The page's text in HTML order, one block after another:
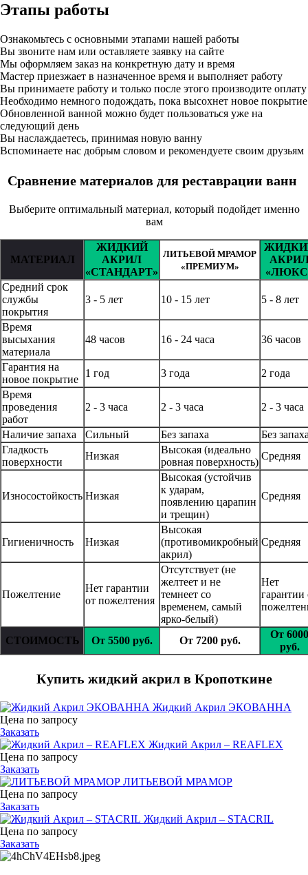
Этапы работы
Ознакомьтесь с основными этапами нашей работы
Вы звоните нам или оставляете заявку на сайте
Мы оформляем заказ на конкретную дату и время
Мастер приезжает в назначенное время и выполняет работу
Вы принимаете работу и только после этого производите оплату
Необходимо немного подождать, пока высохнет новое покрытие
Обновленной ванной можно будет пользоваться уже на
следующий день
Вы наслаждаетесь, принимая новую ванну
Вспоминаете нас добрым словом и рекомендуете своим друзьям
Сравнение материалов для реставрации ванн
Выберите оптимальный материал, который подойдет именно
вам
МАТЕРИАЛ
ЖИДКИЙ
АКРИЛ
«СТАНДАРТ»
ЛИТЬЕВОЙ МРАМОР
«ПРЕМИУМ»
Средний срок
службы
покрытия
3 - 5 лет 10 - 15 лет 5 - 8 лет
Время
высыхания
материала
48 часов 16 - 24 часа 36 часов
Гарантия на
новое покрытие
1 год 3 года
2 года
Время
проведения
работ
2 - 3 часа 2 - 3 часа 2 - 3 часа
Наличие запаха Сильный Без запаха
Без
Гладкость
поверхности
Низкая
Высокая (идеально
ровная поверхность)
Средняя
Износостойкость Низкая
Высокая (устойчив
к ударам,
появлению царапин
и трещин)
Средняя
Гигиеничность Низкая
Высокая
(противомикробный
акрил)
Средняя
Пожелтение
Нет гарантии
от пожелтения
Отсутствует (не
желтеет и не
темнеет со
временем, самый
ярко-белый)
Нет
гарантии
СТОИМОСТЬ От 5500 руб. От 7200 руб.
От 6000
руб.
Купить жидкий акрил в Кропоткине
Жидкий Акрил ЭКОВАННА
Цена по запросу
Заказать
Жидкий Акрил – REAFLEX
Цена по запросу
Заказать
ЛИТЬЕВОЙ МРАМОР
Цена по запросу
Заказать
Жидкий Акрил – STACRIL
Цена по запросу
Заказать